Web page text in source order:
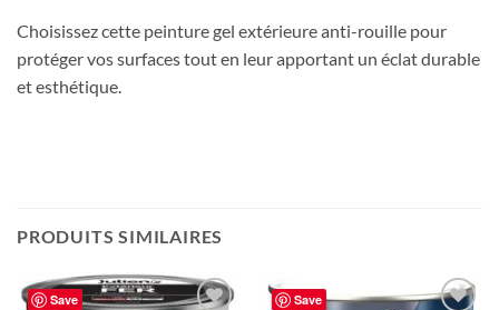
Choisissez cette peinture gel extérieure anti-rouille pour
protéger vos surfaces tout en leur apportant un éclat durable
et esthétique.
PRODUITS SIMILAIRES
Save Save